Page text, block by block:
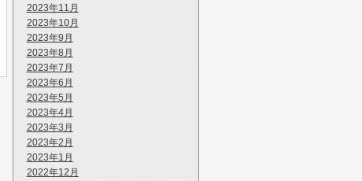
2023年11月
2023年10月
2023年9月
2023年8月
2023年7月
2023年6月
2023年5月
2023年4月
2023年3月
2023年2月
2023年1月
2022年12月